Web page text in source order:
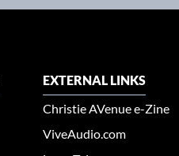
EXTERNAL LINKS
Christie AVenue e-Zine
ViveAudio.com